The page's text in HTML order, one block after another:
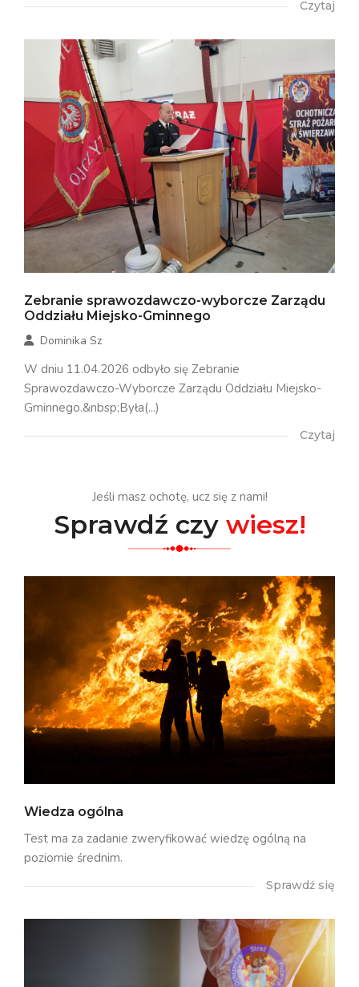
Czytaj
Zebranie sprawozdawczo-wyborcze Zarządu
Oddziału Miejsko-Gminnego
Dominika Sz
W dniu 11.04.2026 odbyło się Zebranie
Sprawozdawczo-Wyborcze Zarządu Oddziału Miejsko-
Gminnego.&nbsp;Była(...)
Czytaj
Jeśli masz ochotę, ucz się z nami!
Sprawdź czy wiesz!
Wiedza ogólna
Test ma za zadanie zweryfikować wiedzę ogólną na
poziomie średnim.
Sprawdź się